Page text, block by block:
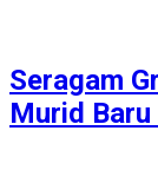
Seragam
Murid